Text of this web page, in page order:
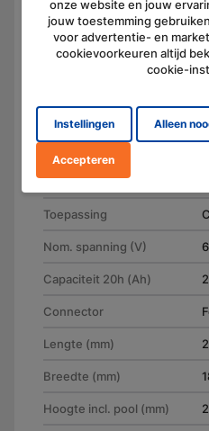
Merk
Artikelnummer
Aansluiting
Type
Toepassing
Nom. spanning (V) 6
Capaciteit 20h (Ah)
Connector
Lengte (mm)
Breedte (mm)
Hoogte incl. pool (mm)
onze website en jouw
jouw toestemming
voor advertentie- en
cookievoorkeuren altijd
cookie-
Instellingen Alleen
Accepteren